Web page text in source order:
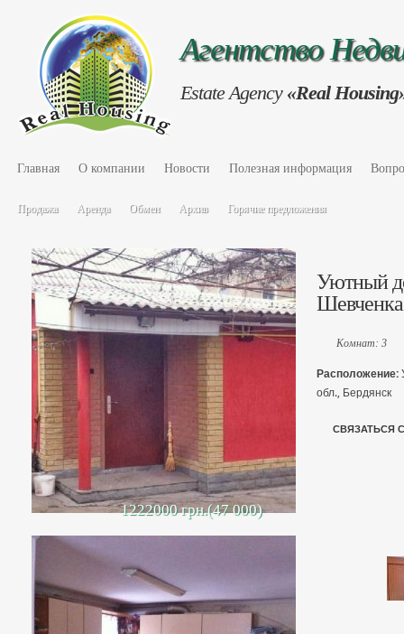
Агентство
Estate Agency «Real
Главная О компании Новости Полезная информация
Продажа Аренда Обмен Архив Горячие предложения
1222000 грн.(47 000)
Уютный
Шевченка
Комнат: 3
Расположение:
обл., Бердянск
СВЯЗАТЬСЯ